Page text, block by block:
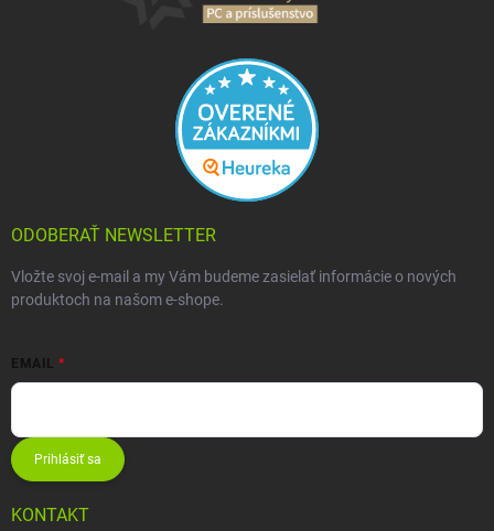
ODOBERAŤ NEWSLETTER
Vložte svoj e-mail a my Vám budeme zasielať informácie o nových
produktoch na našom e-shope.
EMAIL
Prihlásiť sa
KONTAKT